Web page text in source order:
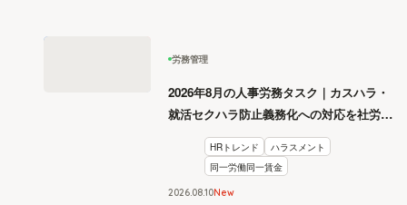
労務管理
2026年8月の人事労務タスク｜カスハラ・
就活セクハラ防止義務化への対応を社労士
HRトレンド
ハラスメント
同一労働同一賃金
2026.0810New